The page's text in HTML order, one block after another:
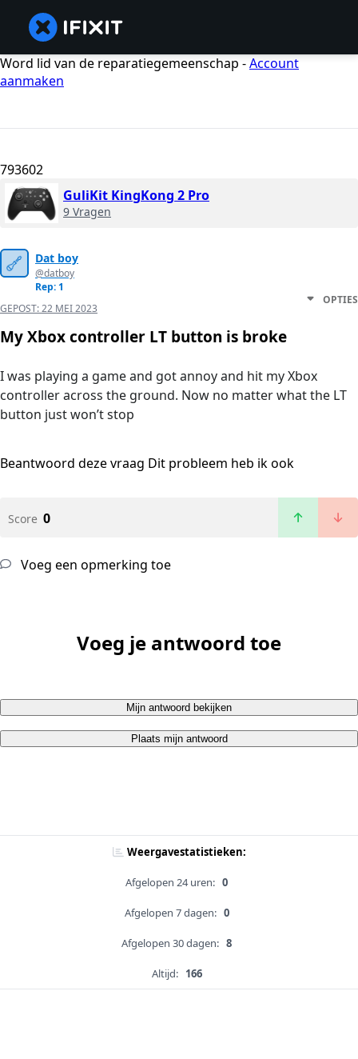
Word lid van de reparatiegemeenschap -Account
aanmaken
793602
GuliKit KingKong 2 Pro
9 Vragen
Dat boy
@datboy
Rep: 1
GEPOST:22 MEI 2023
OPTIES
My Xbox controller LT button is broke
I was playing a game and got annoy and hit my Xbox
controller across the ground. Now no matter what the LT
button just won’t stop
Beantwoord deze vraag Dit probleem heb ik ook
Score 0
Voeg een opmerking toe
Voeg je antwoord toe
Mijn antwoord bekijken
Plaats mijn antwoord
Weergavestatistieken:
Afgelopen 24 uren: 0
Afgelopen 7 dagen: 0
Afgelopen 30 dagen: 8
Altijd: 166